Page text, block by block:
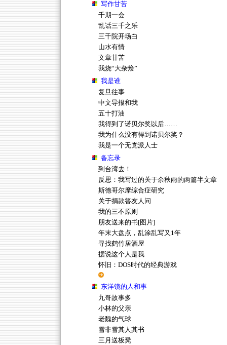
写作甘苦
千期一会
乱话三千之乐
三千院开场白
山水有情
文章甘苦
我烧“大杂烩”
我是谁
复旦往事
中文导报和我
五十打油
我得到了诺贝尔奖以后……
我为什么没有得到诺贝尔奖？
我是一个无党派人士
备忘录
到台湾去！
反思：我写过的关于余秋雨的两篇半文章
斯德哥尔摩综合症研究
关于捐款答友人问
我的三不原则
朋友送来的书[图片]
年末大盘点，乱涂乱写又1年
寻找鹤竹居酒屋
据说这个人是我
怀旧：DOS时代的经典游戏
东洋镜的人和事
九哥故事多
小林的父亲
老魏的气球
雪非雪其人其书
三月送板凳